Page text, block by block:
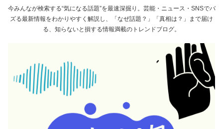
今みんなが検索する“気になる話題”を最速深掘り。芸能・ニュース・SNSでバ
ズる最新情報をわかりやすく解説し、「なぜ話題？」「真相は？」まで届け
る、知らないと損する情報満載のトレンドブログ。